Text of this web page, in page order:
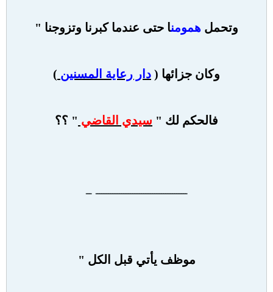
وتحمل همومنا حتى عندما كبرنا وتزوجنا "
وكان جزائها ( دار رعاية المسنين )
فالحكم لك " سيدي القاضي " ؟؟
ــــــــــــــــــــــــــــــــــــــــــــــــــ ـــ
موظف يأتي قبل الكل "